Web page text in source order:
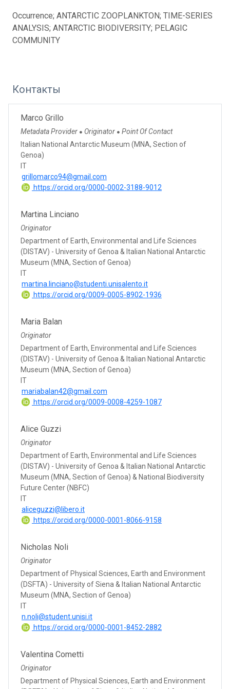
Occurrence; ANTARCTIC ZOOPLANKTON; TIME-SERIES
ANALYSIS; ANTARCTIC BIODIVERSITY; PELAGIC
COMMUNITY
Контакты
Marco Grillo
Metadata Provider ● Originator ● Point Of Contact
Italian National Antarctic Museum (MNA, Section of
Genoa)
IT
grillomarco94@gmail.com
https://orcid.org/0000-0002-3188-9012
Martina Linciano
Originator
Department of Earth, Environmental and Life Sciences
(DISTAV) - University of Genoa & Italian National Antarctic
Museum (MNA, Section of Genoa)
IT
martina.linciano@studenti.unisalento.it
https://orcid.org/0009-0005-8902-1936
Maria Balan
Originator
Department of Earth, Environmental and Life Sciences
(DISTAV) - University of Genoa & Italian National Antarctic
Museum (MNA, Section of Genoa)
IT
mariabalan42@gmail.com
https://orcid.org/0009-0008-4259-1087
Alice Guzzi
Originator
Department of Earth, Environmental and Life Sciences
(DISTAV) - University of Genoa & Italian National Antarctic
Museum (MNA, Section of Genoa) & National Biodiversity
Future Center (NBFC)
IT
aliceguzzi@libero.it
https://orcid.org/0000-0001-8066-9158
Nicholas Noli
Originator
Department of Physical Sciences, Earth and Environment
(DSFTA) - University of Siena & Italian National Antarctic
Museum (MNA, Section of Genoa)
IT
n.noli@student.unisi.it
https://orcid.org/0000-0001-8452-2882
Valentina Cometti
Originator
Department of Physical Sciences, Earth and Environment